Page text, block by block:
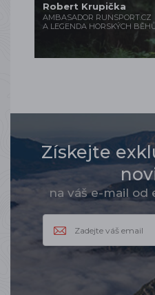
Robert Krupička
AMBASADOR RUNSPORT.CZ
A LEGENDA HORSKÝCH
Získejte
na váš e-mail